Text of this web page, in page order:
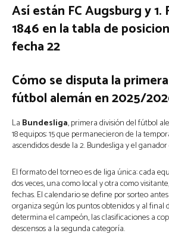
Así están FC Augsburg y 1.
1846 en la tabla de
fecha 22
Cómo se disputa la
fútbol alemán en 2025/
La Bundesliga, primera división del fútbol
18 equipos: 15 que permanecieron de la
ascendidos desde la 2. Bundesliga y el
El formato del torneo es de liga única: cada
dos veces, una como local y otra como
fechas. El calendario se define por sorteo
organiza según los puntos obtenidos y al final
determina el campeón, las clasificaciones a
descensos a la segunda categoría.